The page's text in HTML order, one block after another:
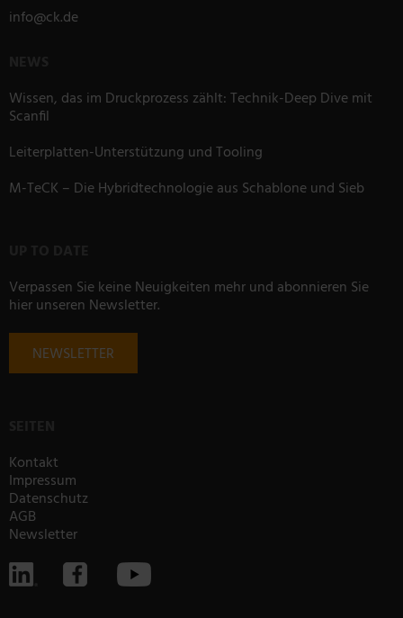
info@ck.de
Wissen, das im Druckprozess zählt: Technik-Deep Dive mit
Scanfil
Leiterplatten-Unterstützung und Tooling
M-TeCK – Die Hybridtechnologie aus Schablone und Sieb
Verpassen Sie keine Neuigkeiten mehr und abonnieren Sie
hier unseren Newsletter.
NEWSLETTER
Kontakt
Impressum
Datenschutz
AGB
Newsletter